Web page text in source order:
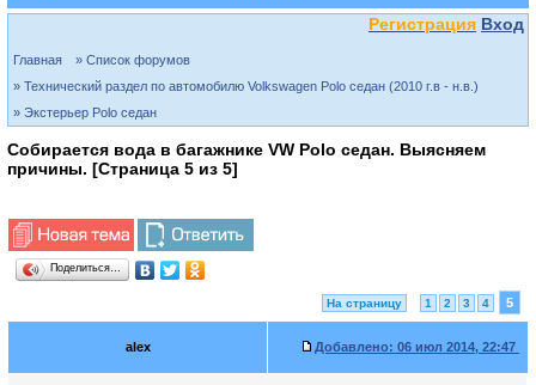
Регистрация Вход
Главная
» Список форумов
» Технический раздел по автомобилю Volkswagen Polo седан (2010 г.в - н.в.)
» Экстерьер Polo седан
Собирается вода в багажнике VW Polo седан. Выясняем
причины. [Страница 5 из 5]
Поделиться…
На страницу 1 2 3 4 5
alex Добавлено: 06 июл 2014, 22:47